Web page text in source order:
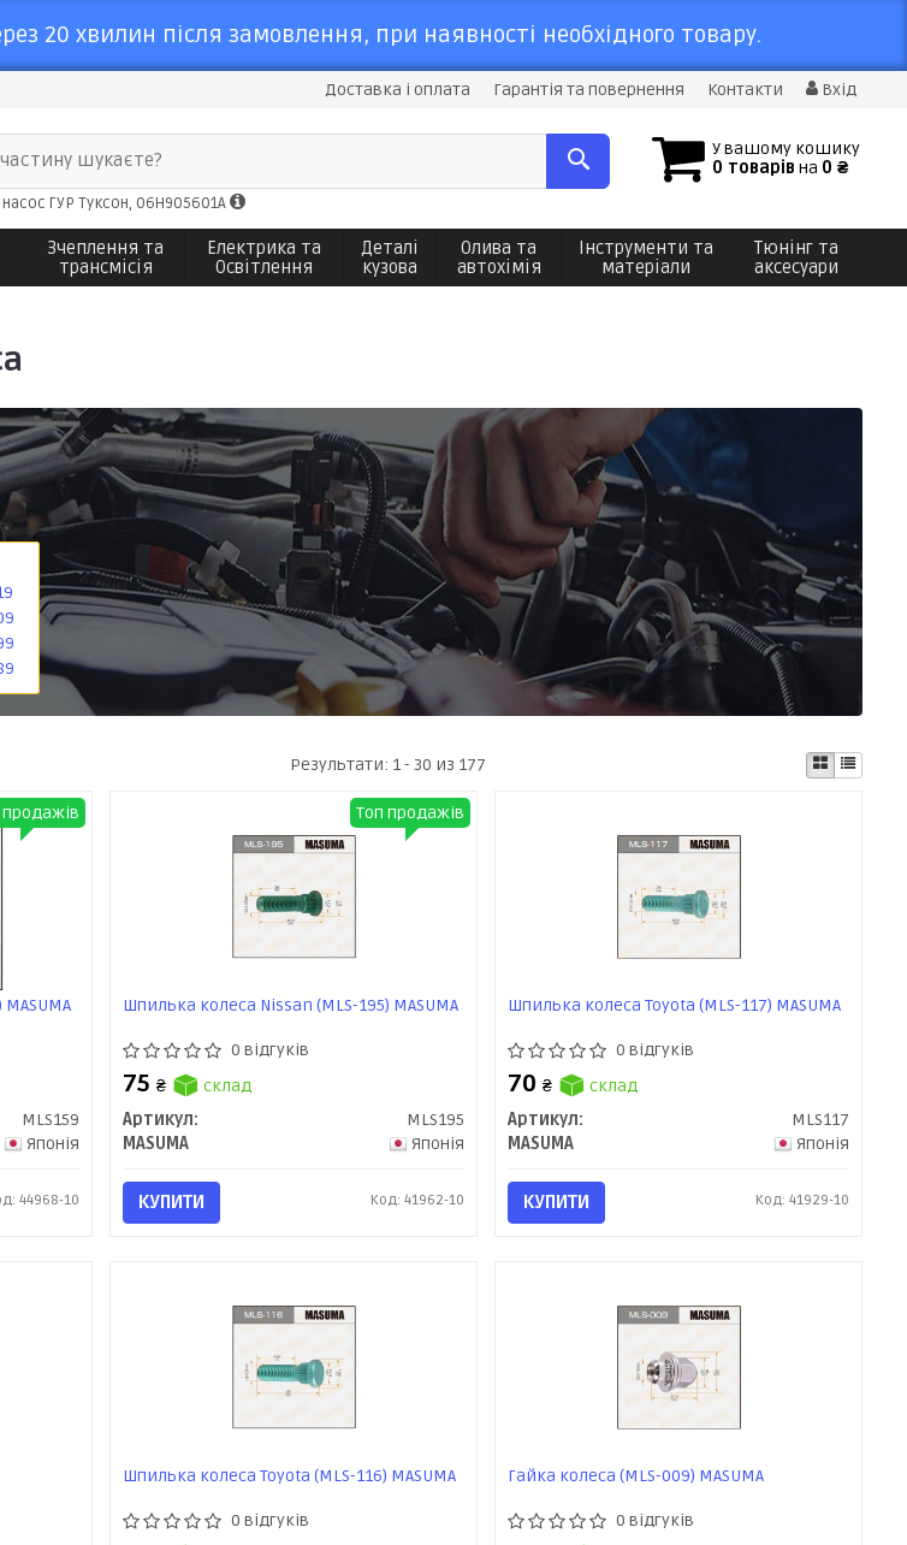
20 хвилин після замовлення, при наявності необхідного товару.
Доставка і оплата Гарантія та повернення Контакти Вхід
У вашому кошику
0 товарів на 0 ₴
шукаєте?
ГУР Туксон, 06H905601A
Зчеплення та
трансмісія
Електрика та
Освітлення
Деталі
кузова
Олива та
автохімія
Інструменти та
матеріали
Тюнінг та
аксесуари
Результати: 1 - 30 из 177
MLS159
Японія
44968-10
продажів
Шпилька колеса Nissan (MLS-195) MASUMA
0 відгуків
75₴
склад
Артикул:
MLS195
MASUMA
Японія
КУПИТИ Код: 41962-10
Топ продажів
Шпилька колеса Toyota (MLS-117) MASUMA
0 відгуків
70₴
склад
Артикул:
MLS117
MASUMA
Японія
КУПИТИ Код: 41929-10
Шпилька колеса Toyota (MLS-116) MASUMA
0 відгуків
Гайка колеса (MLS-009) MASUMA
0 відгуків